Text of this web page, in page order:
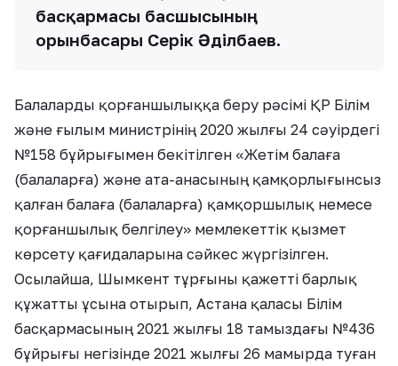
басқармасы басшысының
орынбасары Серік Әділбаев.
Балаларды қорғаншылыққа беру рәсімі ҚР Білім
және ғылым министрінің 2020 жылғы 24 сәуірдегі
№158 бұйрығымен бекітілген «Жетім балаға
(балаларға) және ата-анасының қамқорлығынсыз
қалған балаға (балаларға) қамқоршылық немесе
қорғаншылық белгілеу» мемлекеттік қызмет
көрсету қағидаларына сәйкес жүргізілген.
Осылайша, Шымкент тұрғыны қажетті барлық
құжатты ұсына отырып, Астана қаласы Білім
басқармасының 2021 жылғы 18 тамыздағы №436
бұйрығы негізінде 2021 жылғы 26 мамырда туған